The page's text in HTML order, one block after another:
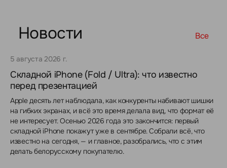
Новости Все
5 августа 2026 г.
Складной iPhone (Fold / Ultra): что известно
перед презентацией
Apple десять лет наблюдала, как конкуренты набивают шишки
на гибких экранах, и всё это время делала вид, что формат её
не интересует. Осенью 2026 года это закончится: первый
складной iPhone покажут уже в сентябре. Собрали всё, что
известно на сегодня, — и главное, разобрались, что с этим
делать белорусскому покупателю.